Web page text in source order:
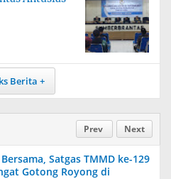
Berita
Prev Next
Satgas TMMD ke-129
Gotong Royong di